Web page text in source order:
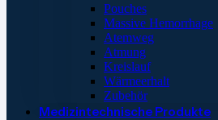
Pouches
Massive Hemorrhage
Atemweg
Atmung
Kreislauf
Wärmeerhalt
Zubehör
Medizintechnische Produkte